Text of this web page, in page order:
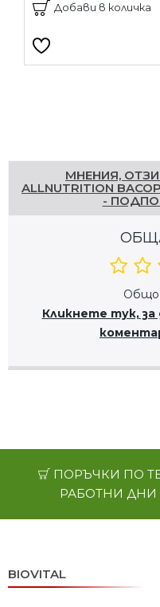
Добави в количка
МНЕНИЯ,
ALLNUTRITION
-
Общо
Кликнете тук,
ПОРЪЧКИ ПО
РАБОТНИ ДНИ
BIOVITAL